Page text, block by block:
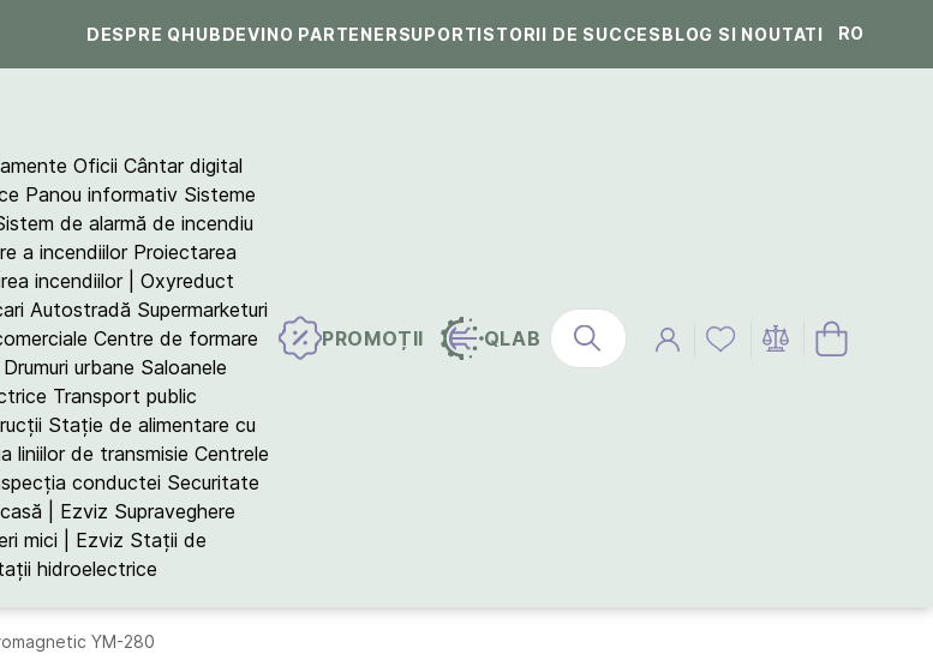
DESPRE QHUBDEVINO PARTENERSUPORTISTORII DE SUCCESBLOG SI NOUTATI RO
Oficii Cântar digital
Panou informativ Sisteme
de alarmă de incendiu
a incendiilor Proiectarea
incendiilor | Oxyreduct
Autostradă Supermarketuri
Centre de formare
Drumuri urbane Saloanele
Transport public
Stație de alimentare cu
liniilor de transmisie Centrele
conductei Securitate
| Ezviz Supraveghere
mici | Ezviz Stații de
hidroelectrice
PROMOȚII QLAB
YM-280